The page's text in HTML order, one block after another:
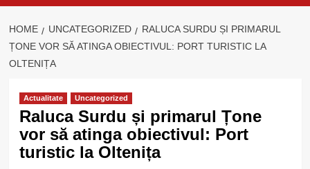
HOME UNCATEGORIZED
RALUCA SURDU ȘI PRIMARUL
ȚONE VOR SĂ ATINGA OBIECTIVUL: PORT TURISTIC LA
OLTENIȚA
Actualitate Uncategorized
Raluca Surdu și primarul Țone
vor să atinga obiectivul: Port
turistic la Oltenița